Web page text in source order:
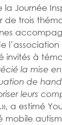
la Journée
de trois
invités à
la mise
de
leurs
.», a estimé
mobile